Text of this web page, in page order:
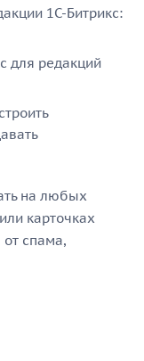
1С-Битрикс:
для редакций
на любых
карточках
спама,